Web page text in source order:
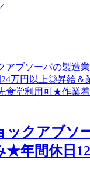
ックアブソ
★年間休日